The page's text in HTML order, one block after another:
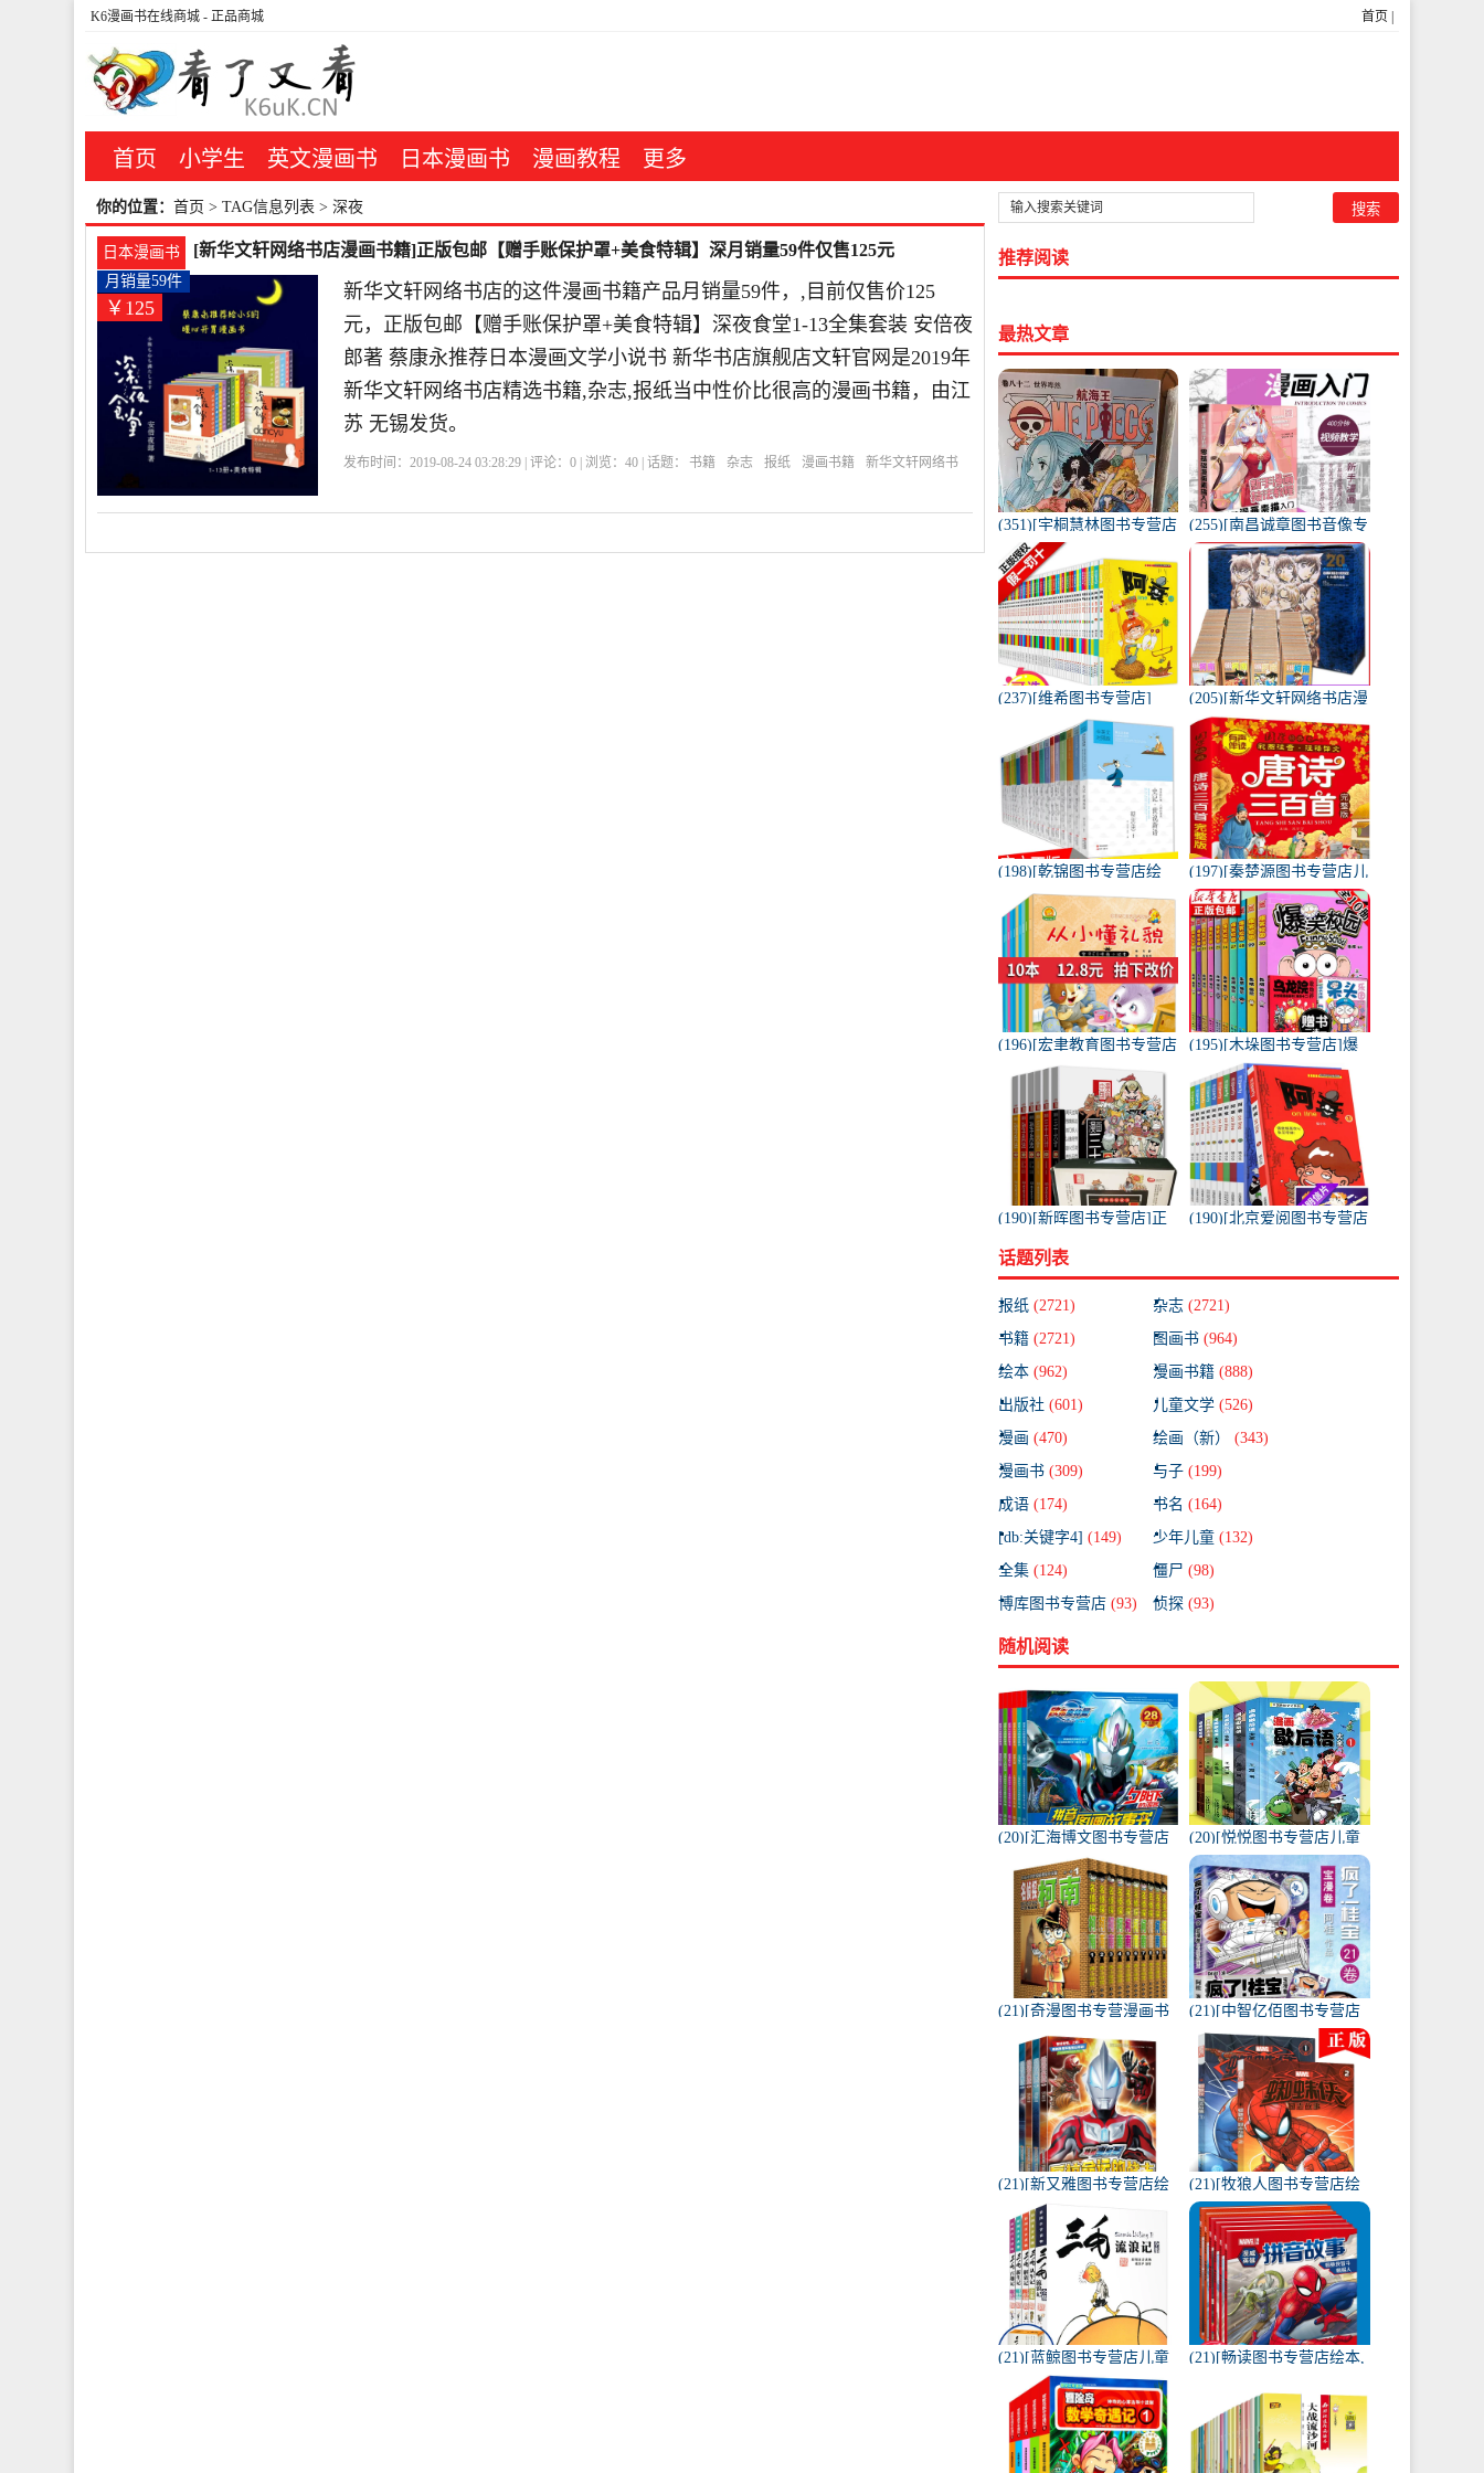
首页
K6漫画书在线商城 - 正品商城
首页 小学生 英文漫画书 日本漫画书 漫画教程 更多
你的位置： 首页 > TAG信息列表 > 深夜
日本漫画书 [新华文轩网络书店漫画书籍]正版包邮【赠手账保护罩+美食特辑】深月销量59件仅售125元
￥125
月销量59件
新华文轩网络书店的这件漫画书籍产品月销量59件，,目前仅售价125
元，正版包邮【赠手账保护罩+美食特辑】深夜食堂1-13全集套装 安倍夜
郎著 蔡康永推荐日本漫画文学小说书 新华书店旗舰店文轩官网是2019年
新华文轩网络书店精选书籍,杂志,报纸当中性价比很高的漫画书籍，由江
苏 无锡发货。
发布时间：2019-08-24 03:28:29 | 评论：0 | 浏览：40 | 话题： 书籍 杂志 报纸 漫画书籍
新华文轩网络书
推荐阅读
最热文章
(351)[宇桐慧林图书专营店
漫画书籍]正版现货航海王
卷八十二 世界哗然 月销量
14件仅售9.9元
(255)[南昌诚章图书音像专
营店绘画（新）]正版包邮
新手漫画技法教程-零基础
漫月销量95件仅售12元
(237)[维希图书专营店]
【自选10本】阿衰大全集
月销量104件仅售68元
(205)[新华文轩网络书店漫
画书籍]名侦探柯南连载20
周年纪念版大合集(月销量
26件仅售390元
(198)[乾锦图书专营店绘
本,图画书]全套20册 蔡志
忠漫画中英文对照版 月销
量10件仅售315元
(197)[秦楚源图书专营店儿
童文学]唐诗三百300首正
版全集幼儿园儿童宝月销
量17800件仅售14.9元
(196)[宏聿教育图书专营店
绘本,图画书]带拼音的儿童
绘本故事书套装10册 适月
销量1925件仅售19.8元
(195)[木垛图书专营店]爆
笑校园漫画书全套10册月
销量209件仅售65元
(190)[新晖图书专营店]正
量119件仅售62.3元
(190)[北京爱阅图书专营店
51件仅售68元
话题列表
报纸 (2721) 杂志 (2721)
书籍 (2721) 图画书 (964)
绘本 (962) 漫画书籍 (888)
出版社 (601) 儿童文学 (526)
漫画 (470) 绘画（新）
(343)
漫画书 (309) 与子 (199)
成语 (174) 书名 (164)
[db:关键字4] (149) 少年儿童 (132)
全集 (124) 僵尸 (98)
博库图书专营店 (93) 侦探 (93)
随机阅读
(20)[汇海博文图书专营店
绘本,图画书]奥特曼漫画书
全套全集6册 绘本幼儿园
月销量522件仅售44.8元
(20)[悦悦图书专营店儿童
文学]漫画歇后语大全书 全
套6册彩绘版正版月销量
334件仅售29.8元
(21)[奇漫图书专营漫画书
籍]【经典原版】名侦探柯
南漫画书全套1-月销量69
件仅售60元
(21)[中智亿佰图书专营店
漫画书籍]现货 疯了桂宝漫
画书21 宝漫卷 阿月销量72
件仅售20.8元
(21)[新又雅图书专营店绘
本,图画书]捷德奥特曼漫画
书 大全4册 幼儿园连月销
量163件仅售29.8元
(21)[牧狼人图书专营店绘
本,图画书]正版蜘蛛侠励志
故事书漫威电影儿童漫画
月销量169件仅售45元
(21)[蓝鲸图书专营店儿童
文学]三毛流浪记全集正版
小学生全5册注音版月销量
1573件仅售76元
(21)[畅读图书专营店绘本,
书全套6册神奇蜘蛛月销量
190件仅售49.8元